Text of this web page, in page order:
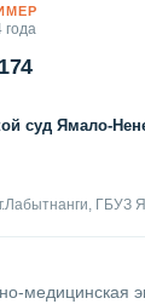
суд Ямало-
ГБУЗ
медицинская